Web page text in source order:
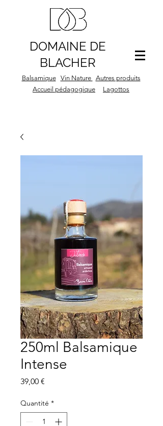
DOMAINE DE
BLACHER
Balsamique Vin Nature Autres produits
Accueil pédagogique
Lagottos
250ml Balsamique
Intense
39,00 €
Quantité *